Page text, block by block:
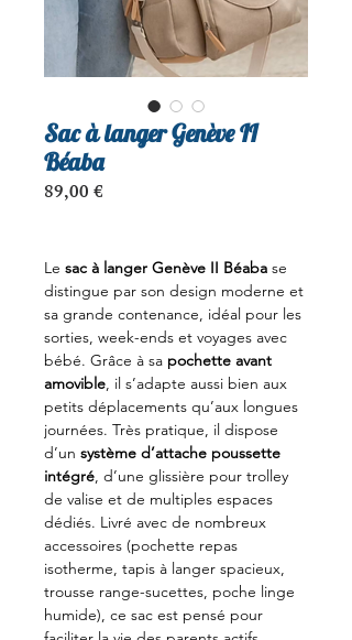
Sac à langer Genève II
Béaba
89,00 €
Le sac à langer Genève II Béaba se
distingue par son design moderne et
sa grande contenance, idéal pour les
sorties, week-ends et voyages avec
bébé. Grâce à sa pochette avant
amovible, il s’adapte aussi bien aux
petits déplacements qu’aux longues
journées. Très pratique, il dispose
d’un système d’attache poussette
intégré, d’une glissière pour trolley
de valise et de multiples espaces
dédiés. Livré avec de nombreux
accessoires (pochette repas
isotherme, tapis à langer spacieux,
trousse range-sucettes, poche linge
humide), ce sac est pensé pour